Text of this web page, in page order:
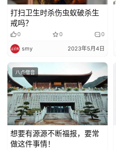
打扫卫生时杀伤虫蚁破杀生
戒吗？
0 0 0
smy 2023年5月4日
八点僧音
想要有源源不断福报，要常
做这件事情！